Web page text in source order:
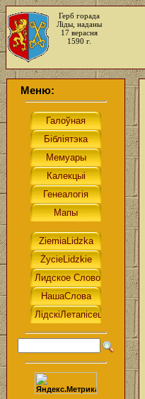
Герб горада
Ліды, наданы
17 верасня
1590 г.
Меню: